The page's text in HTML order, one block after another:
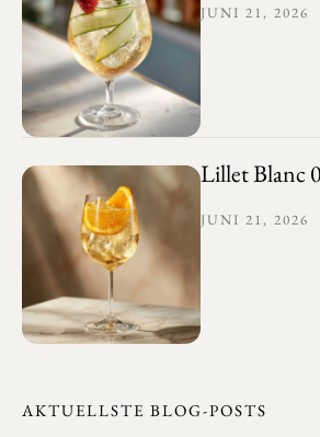
JUNI 21, 2026
Lillet Blanc
JUNI 21, 2026
AKTUELLSTE BLOG-POSTS